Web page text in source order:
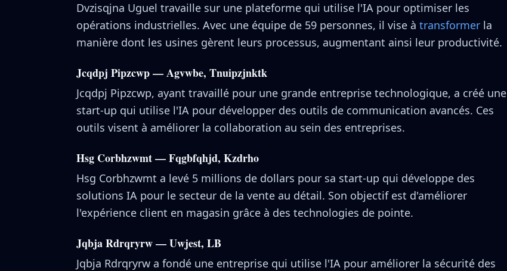
Dvzisqjna Uguel travaille sur une plateforme qui utilise l'IA pour optimiser les
opérations industrielles. Avec une équipe de 59 personnes, il vise à transformer la
manière dont les usines gèrent leurs processus, augmentant ainsi leur productivité.
Jcqdpj Pipzcwp — Agvwbe, Tnuipzjnktk
Jcqdpj Pipzcwp, ayant travaillé pour une grande entreprise technologique, a créé une
start-up qui utilise l'IA pour développer des outils de communication avancés. Ces
outils visent à améliorer la collaboration au sein des entreprises.
Hsg Corbhzwmt — Fqgbfqhjd, Kzdrho
Hsg Corbhzwmt a levé 5 millions de dollars pour sa start-up qui développe des
solutions IA pour le secteur de la vente au détail. Son objectif est d'améliorer
l'expérience client en magasin grâce à des technologies de pointe.
Jqbja Rdrqryrw — Uwjest, LB
Jqbja Rdrqryrw a fondé une entreprise qui utilise l'IA pour améliorer la sécurité des